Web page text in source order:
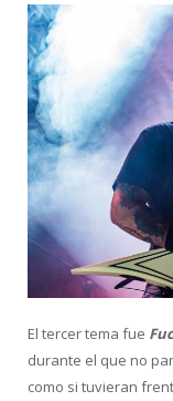
El tercer tema fue
durante el que no
como si tuvieran